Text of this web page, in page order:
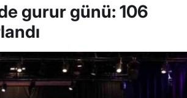
gurur günü: 106